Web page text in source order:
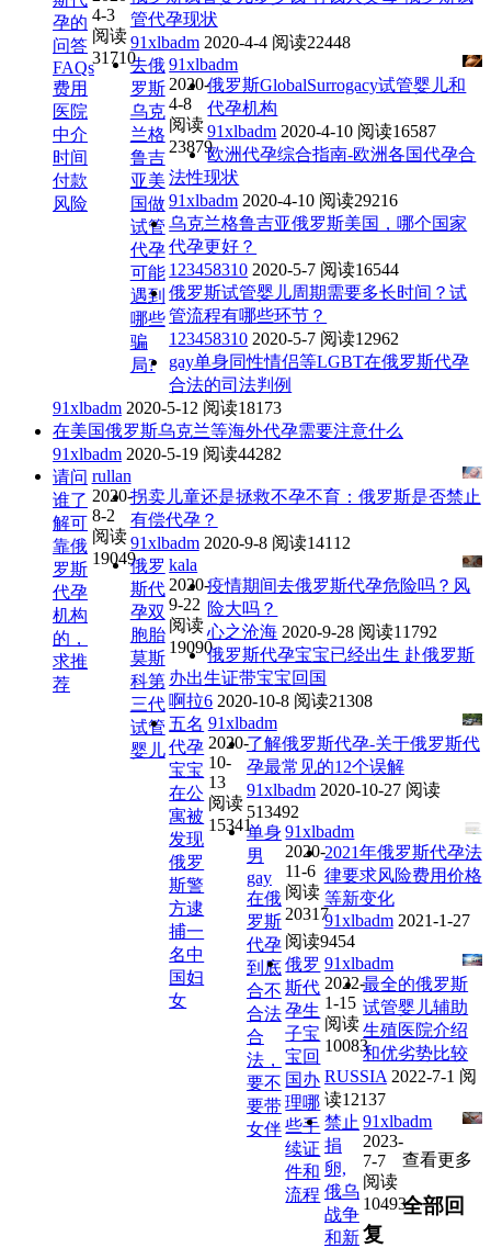
孕的
问答
FAQs
费用
医院
中介
时间
付款
风险
4-3
阅读
31710
管代孕现状
91xlbadm 2020-4-4 阅读22448
去俄
罗斯
乌克
兰格
鲁吉
亚美
国做
试管
代孕
可能
遇到
哪些
骗
局?
91xlbadm
2020-
4-8
阅读
23879
俄罗斯GlobalSurrogacy试管婴儿和
代孕机构
91xlbadm 2020-4-10 阅读16587
欧洲代孕综合指南-欧洲各国代孕合
法性现状
91xlbadm 2020-4-10 阅读29216
乌克兰格鲁吉亚俄罗斯美国，哪个国家
代孕更好？
123458310 2020-5-7 阅读16544
俄罗斯试管婴儿周期需要多长时间？试
管流程有哪些环节？
123458310 2020-5-7 阅读12962
gay单身同性情侣等LGBT在俄罗斯代孕
合法的司法判例
91xlbadm 2020-5-12 阅读18173
在美国俄罗斯乌克兰等海外代孕需要注意什么
91xlbadm 2020-5-19 阅读44282
请问
谁了
解可
靠俄
罗斯
代孕
机构
的，
求推
荐
rullan
2020-
8-2
阅读
19049
拐卖儿童还是拯救不孕不育：俄罗斯是否禁止
有偿代孕？
91xlbadm 2020-9-8 阅读14112
俄罗
斯代
孕双
胞胎
莫斯
科第
三代
试管
婴儿
kala
2020-
9-22
阅读
19090
疫情期间去俄罗斯代孕危险吗？风
险大吗？
心之沧海 2020-9-28 阅读11792
俄罗斯代孕宝宝已经出生 赴俄罗斯
办出生证带宝宝回国
啊拉6 2020-10-8 阅读21308
五名
代孕
宝宝
在公
寓被
发现
俄罗
斯警
方逮
捕一
名中
国妇
女
91xlbadm
2020-
10-
13
阅读
15341
了解俄罗斯代孕-关于俄罗斯代
孕最常见的12个误解
91xlbadm 2020-10-27 阅读
513492
单身
男
gay
在俄
罗斯
代孕
到底
合不
合法
合
法，
要不
要带
女伴
91xlbadm
2020-
11-6
阅读
20317
2021年俄罗斯代孕法
律要求风险费用价格
等新变化
91xlbadm 2021-1-27
阅读9454
俄罗
斯代
孕生
子宝
宝回
国办
理哪
些手
续证
件和
流程
91xlbadm
2022-
1-15
阅读
10083
最全的俄罗斯
试管婴儿辅助
生殖医院介绍
和优劣势比较
RUSSIA 2022-7-1 阅
读12137
禁止
捐
卵,
俄乌
战争
和新
91xlbadm
2023-
7-7
阅读
10493
查看更多
全部回
复